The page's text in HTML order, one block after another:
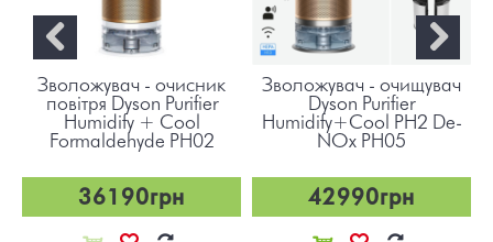
Зволожувач - очисник
повітря Dyson Purifier
Humidify + Cool
Formaldehyde PH02
36190грн
Зволожувач - очищувач
Dyson Purifier
Humidify+Cool PH2 De-
NOx PH05
42990грн